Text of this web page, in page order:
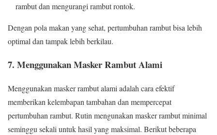
rambut dan mengurangi rambut rontok.
Dengan pola makan yang sehat, pertumbuhan rambut bisa lebih
optimal dan tampak lebih berkilau.
7. Menggunakan Masker Rambut Alami
Menggunakan masker rambut alami adalah cara efektif
memberikan kelembapan tambahan dan mempercepat
pertumbuhan rambut. Rutin mengunakan masker rambut minimal
seminggu sekali untuk hasil yang maksimal. Berikut beberapa